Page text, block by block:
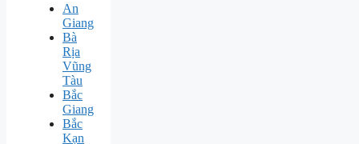
An
Giang
Bà
Rịa
Vũng
Tàu
Bắc
Giang
Bắc
Kạn